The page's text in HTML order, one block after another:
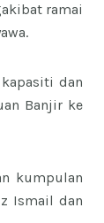
ramai
dan
Banjir ke
kumpulan
Ismail dan